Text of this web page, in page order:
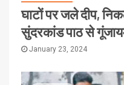
घाटों पर जले दीप,
सुंदरकांड पाठ से
January 23, 2024